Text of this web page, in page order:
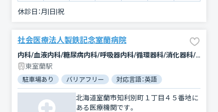
休診日：月|日|祝
社会医療法人製鉄記念室蘭病院
内科/血液内科/糖尿病内科/呼吸器内科/循環器科/消化器科/腎臓内科・外科/腫瘍内科・外科/外科/脳神経外科/呼吸器外科/心臓血管外科/乳腺外科/整形外科/小児科/産婦人科/眼科/耳鼻咽喉科/皮膚科/泌尿器科/精神科・神経科/リハビリテーション/放射線科/臨床検査・病理診断/救急科/麻酔科
東室蘭駅
駐車場あり バリアフリー 対応言語：英語
北海道室蘭市知利別町１丁目４５番地に
ある医療機関です。